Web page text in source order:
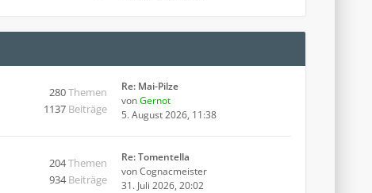
280Themen
1137 Beiträge
Re: Mai-Pilze
vonGernot
5. August 2026, 11:38
204Themen
934Beiträge
Re: Tomentella
vonCognacmeister
31. Juli 2026, 20:02